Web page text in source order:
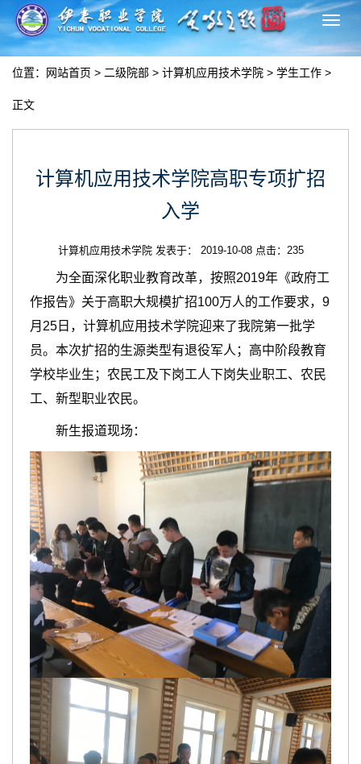
切
换
导
位置： 网站首页 > 二级院部 > 计算机应用技术学院 > 学生工作 >
正文
计算机应用技术学院高职专项扩招
入学
计算机应用技术学院 发表于： 2019-10-08 点击： 235
为全面深化职业教育改革，按照2019年《政府工
作报告》关于高职大规模扩招100万人的工作要求，9
月25日，计算机应用技术学院迎来了我院第一批学
员。本次扩招的生源类型有退役军人；高中阶段教育
学校毕业生；农民工及下岗工人下岗失业职工、农民
工、新型职业农民。
新生报道现场：